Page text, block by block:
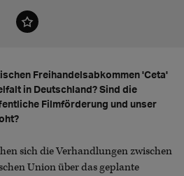
Freihandelsabkommen 'Ceta'
in Deutschland? Sind die
Filmförderung und unser
sich die Verhandlungen zwischen
Union über das geplante